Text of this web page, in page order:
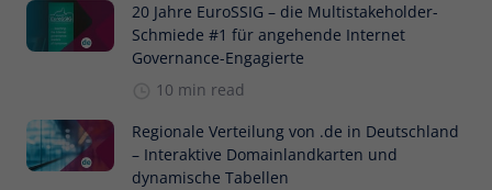
20 Jahre EuroSSIG – die Multistakeholder-
Schmiede #1 für angehende Internet
Governance-Engagierte
10 min read
Regionale Verteilung von .de in Deutschland
– Interaktive Domainlandkarten und
dynamische Tabellen